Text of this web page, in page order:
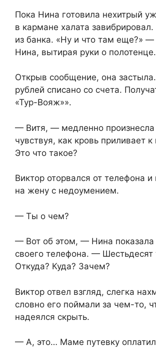
Пока Нина готовила нехитрый
в кармане халата
из банка. «Ну и что там еще?»
Нина, вытирая руки о полотенце.
Открыв сообщение, она
рублей списано со счета.
«Тур-Вояж»».
— Витя, — медленно
чувствуя, как кровь приливает
Это что такое?
Виктор оторвался от телефона и
на жену с недоумением.
— Ты о чем?
— Вот об этом, — Нина показала
своего телефона. — Шестьдесят
Откуда? Куда? Зачем?
Виктор отвел взгляд, слегка
словно его поймали за чем-то,
надеялся скрыть.
— А, это… Маме путевку